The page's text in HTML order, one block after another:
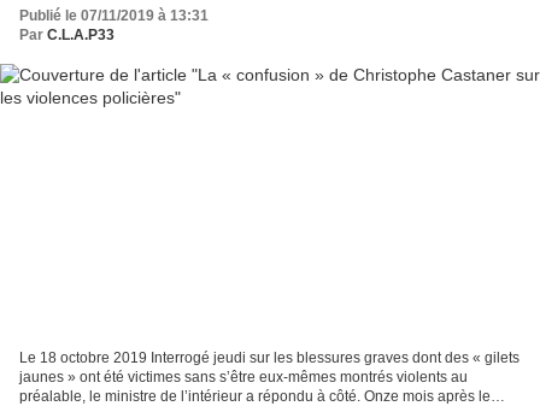
Publié le 07/11/2019 à 13:31
Par C.L.A.P33
Le 18 octobre 2019 Interrogé jeudi sur les blessures graves dont des « gilets
jaunes » ont été victimes sans s’être eux-mêmes montrés violents au
préalable, le ministre de l’intérieur a répondu à côté. Onze mois après le